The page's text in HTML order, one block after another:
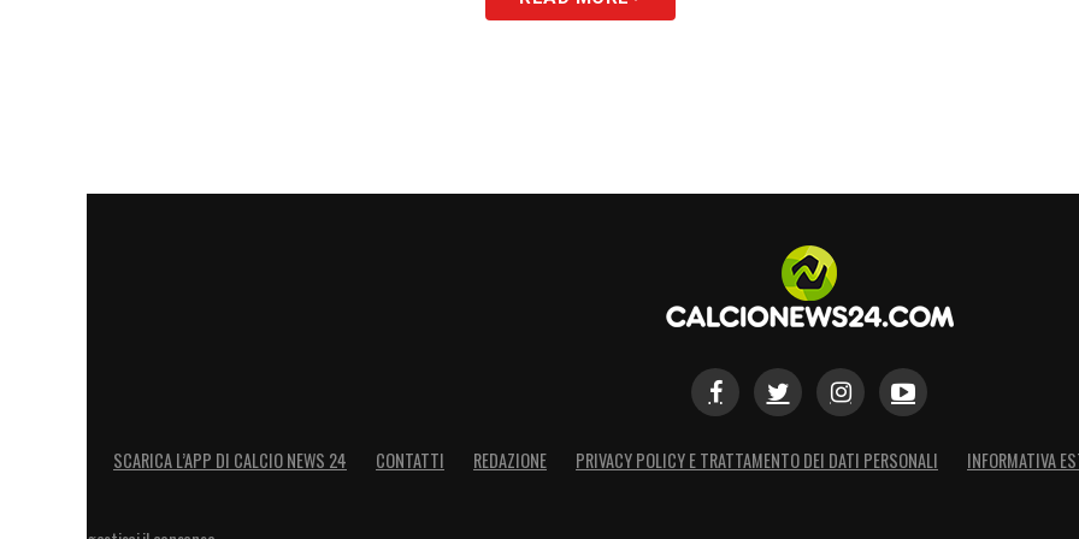
SCARICA L’APP DI CALCIO NEWS 24 CONTATTI REDAZIONE PRIVACY POLICY E TRATTAMENTO DEI DATI PERSONALI INFORMATIVA